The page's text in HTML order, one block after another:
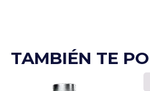
TAMBIÉN TE